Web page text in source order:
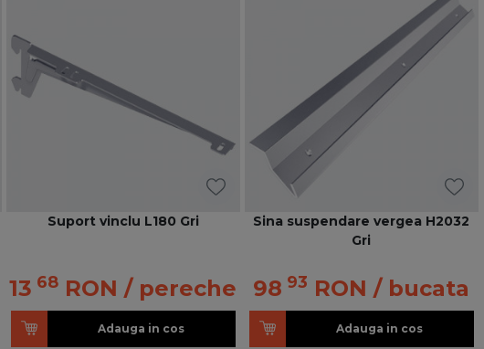
Suport vinclu L180 Gri
13 68 RON / pereche
Adauga in cos
Sina suspendare vergea H2032
Gri
98 93 RON / bucata
Adauga in cos